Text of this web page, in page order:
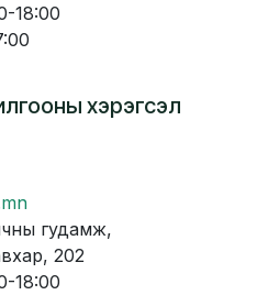
18:00
хэрэгсэл
гудамж,
202
18:00